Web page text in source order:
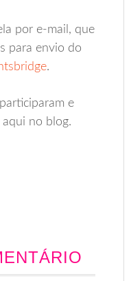
por e-mail, que
para envio do
.
e
no blog.